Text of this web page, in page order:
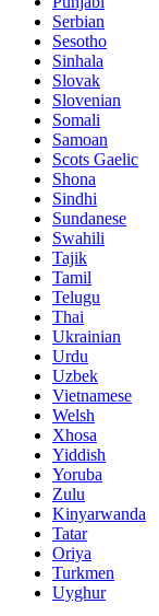
Serbian
Sesotho
Sinhala
Slovak
Slovenian
Somali
Samoan
Scots Gaelic
Shona
Sindhi
Sundanese
Swahili
Tajik
Tamil
Telugu
Thai
Ukrainian
Urdu
Uzbek
Vietnamese
Welsh
Xhosa
Yiddish
Yoruba
Zulu
Kinyarwanda
Tatar
Oriya
Turkmen
Uyghur